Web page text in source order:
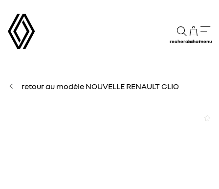
rechercheachatmenu
retour au modèle NOUVELLE RENAULT CLIO